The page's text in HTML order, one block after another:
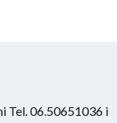
Tel. 06.50651036 i